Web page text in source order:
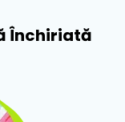
Închiriată